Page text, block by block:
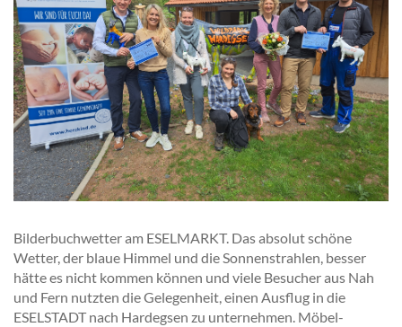
Bilderbuchwetter am ESELMARKT. Das absolut schöne
Wetter, der blaue Himmel und die Sonnenstrahlen, besser
hätte es nicht kommen können und viele Besucher aus Nah
und Fern nutzten die Gelegenheit, einen Ausflug in die
ESELSTADT nach Hardegsen zu unternehmen. Möbel-